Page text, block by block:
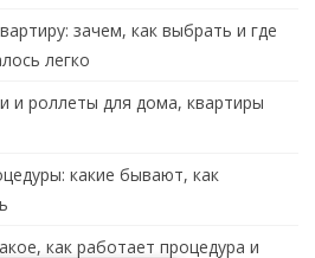
зачем, как выбрать и где
легко
и роллеты для дома, квартиры
какие бывают, как
как работает процедура и